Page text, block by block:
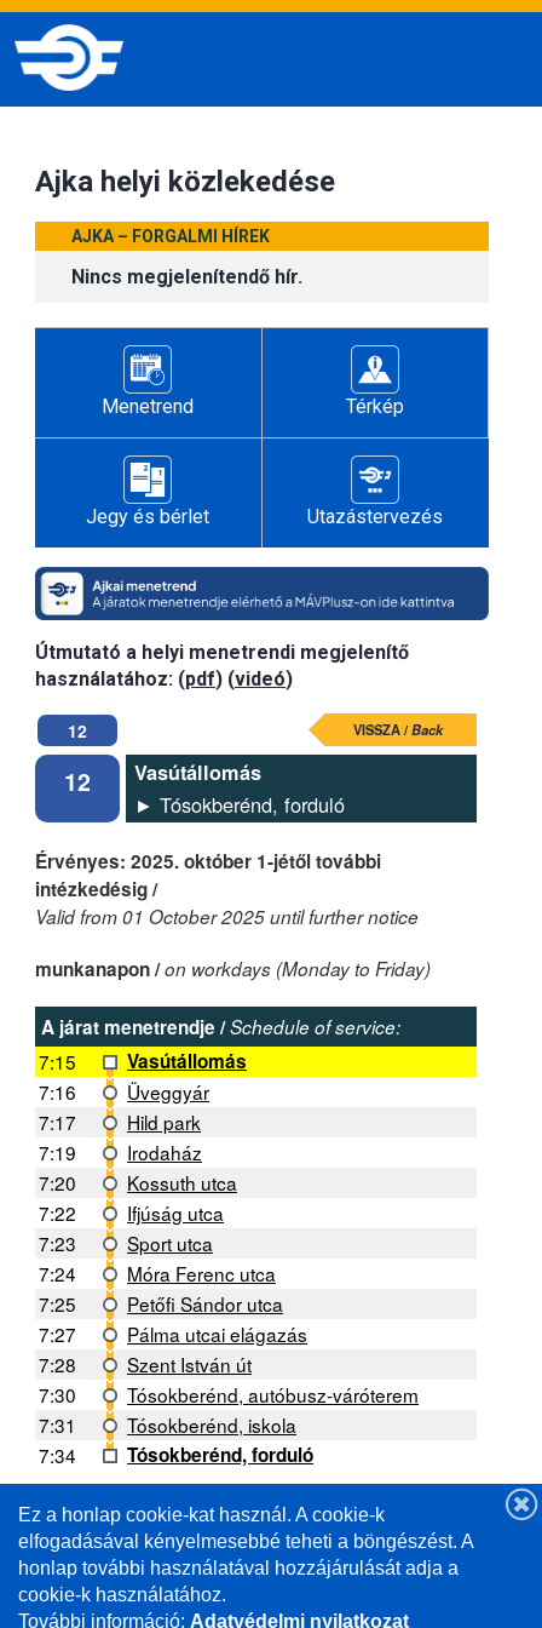
Ajka helyi közlekedése
AJKA – FORGALMI HÍREK
Nincs megjelenítendő hír.
Menetrend Térkép
Jegy és bérlet Utazástervezés
Útmutató a helyi menetrendi megjelenítő
használatához: (pdf) (videó)
12 VISSZA /Back
12 Vasútállomás
► Tósokberénd, forduló
Érvényes: 2025. október 1-jétől további
intézkedésig /
Valid from 01 October 2025 until further notice
munkanapon /on workdays (Monday to Friday)
A járat menetrendje /Schedule of service:
7:15
Vasútállomás
7:16
Üveggyár
7:17
Hild park
7:19
Irodaház
7:20
Kossuth utca
7:22
Ifjúság utca
7:23
Sport utca
7:24
Móra Ferenc utca
7:25
Petőfi Sándor utca
7:27
Pálma utcai elágazás
7:28
Szent István út
7:30
Tósokberénd, autóbusz-váróterem
7:31
Tósokberénd, iskola
7:34
Tósokberénd, forduló
A forgalmi helyzettől függően a menetrendtől való
eltérés lehetséges. /
Deviations from the schedule are possible depending
on the traffic situation.
Ez a honlap cookie-kat használ. A cookie-k
elfogadásával kényelmesebbé teheti a böngészést. A
honlap további használatával hozzájárulását adja a
cookie-k használatához.
További információ: Adatvédelmi nyilatkozat